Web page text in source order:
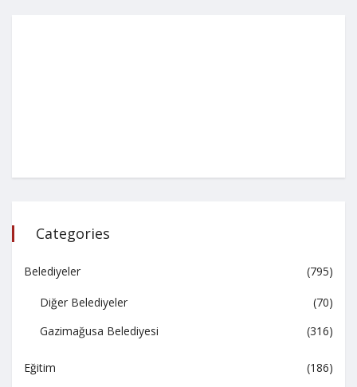
Categories
Belediyeler (795)
Diğer Belediyeler
(70)
Gazimağusa Belediyesi
(316)
Eğitim
(186)